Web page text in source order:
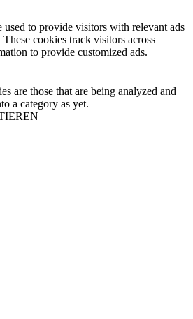
used to provide visitors with relevant ads
cookies track visitors across
to provide customized ads.
are those that are being analyzed and
a category as yet.